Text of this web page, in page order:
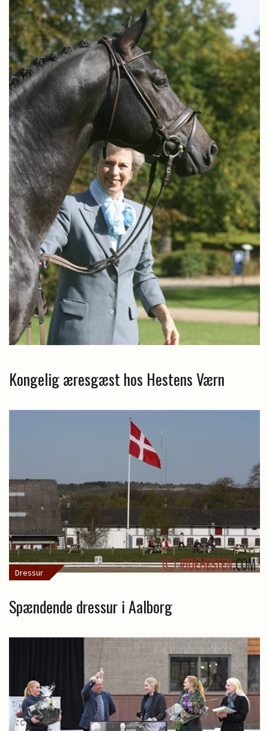
Kongelig æresgæst hos Hestens Værn
Dressur
Spændende dressur i Aalborg